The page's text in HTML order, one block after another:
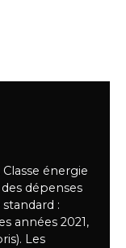
énergie
dépenses
:
années 2021,
Les